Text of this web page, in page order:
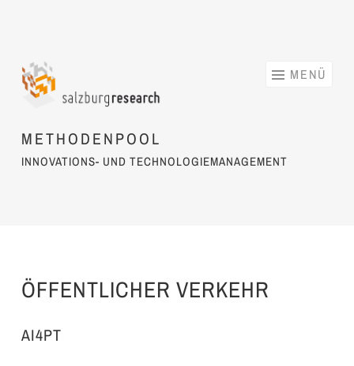
METHODENPOOL
INNOVATIONS- UND TECHNOLOGIEMANAGEMENT
MENÜ
ÖFFENTLICHER VERKEHR
AI4PT